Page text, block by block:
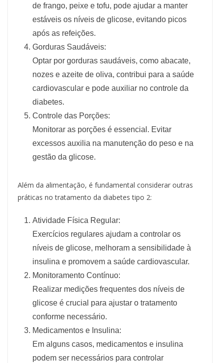
de frango, peixe e tofu, pode ajudar a manter
estáveis os níveis de glicose, evitando picos
após as refeições.
Gorduras Saudáveis:
Optar por gorduras saudáveis, como abacate,
nozes e azeite de oliva, contribui para a saúde
cardiovascular e pode auxiliar no controle da
diabetes.
Controle das Porções:
Monitorar as porções é essencial. Evitar
excessos auxilia na manutenção do peso e na
gestão da glicose.
Além da alimentação, é fundamental considerar outras
práticas no tratamento da diabetes tipo 2:
Atividade Física Regular:
Exercícios regulares ajudam a controlar os
níveis de glicose, melhoram a sensibilidade à
insulina e promovem a saúde cardiovascular.
Monitoramento Contínuo:
Realizar medições frequentes dos níveis de
glicose é crucial para ajustar o tratamento
conforme necessário.
Medicamentos e Insulina:
Em alguns casos, medicamentos e insulina
podem ser necessários para controlar